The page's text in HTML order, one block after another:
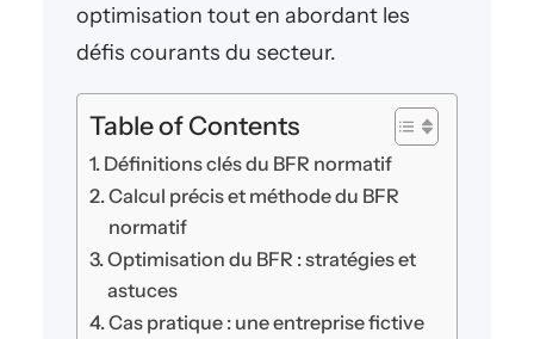
optimisation tout en abordant les
défis courants du secteur.
Table of Contents
Définitions clés du BFR normatif
Calcul précis et méthode du BFR
normatif
Optimisation du BFR : stratégies et
astuces
Cas pratique : une entreprise fictive